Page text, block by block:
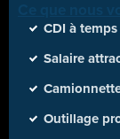
CDI à
Salaire
Outillage